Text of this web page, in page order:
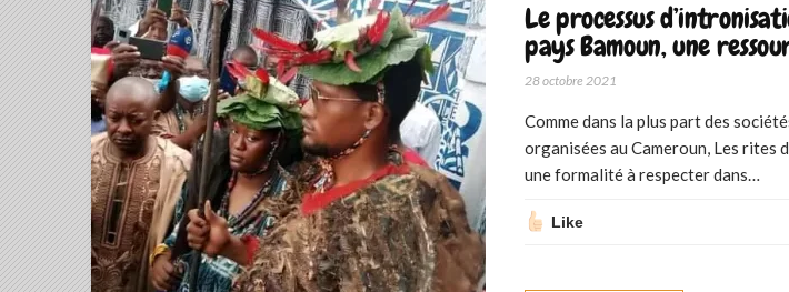
Le processus
pays Bamoun, une
28 octobre 2021
Comme dans la plus part des
organisées au Cameroun, Les rites
une formalité à respecter dans…
Like